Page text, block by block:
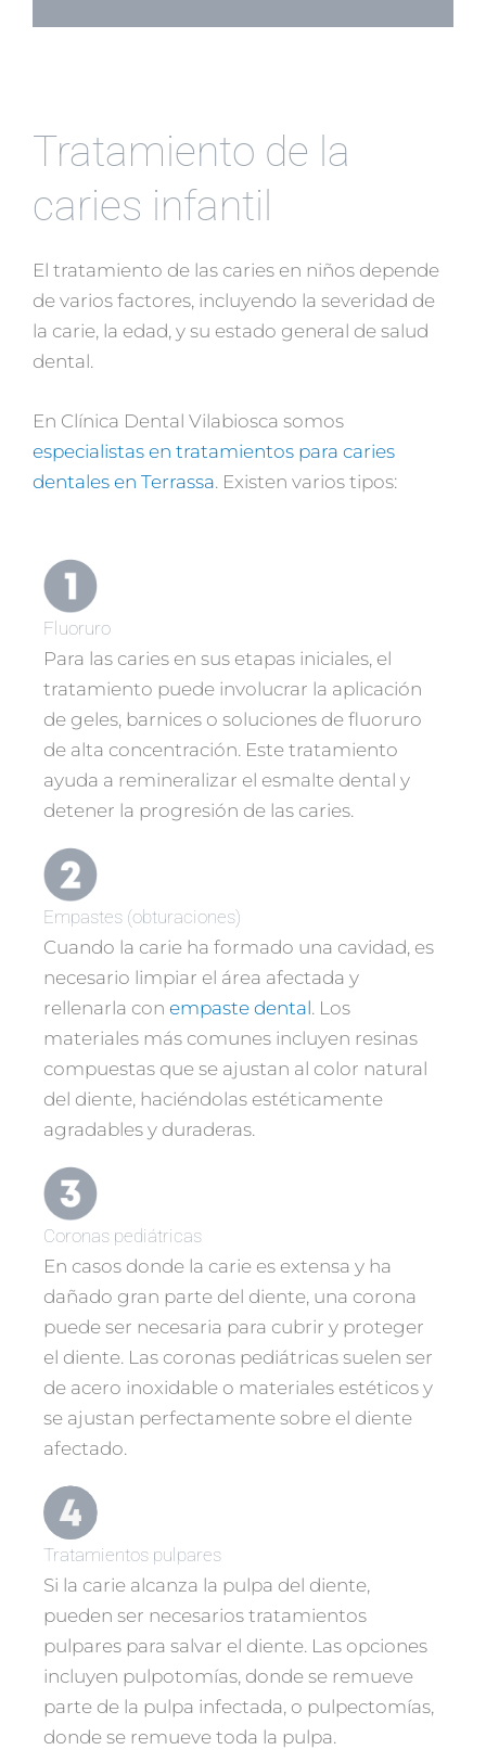
Tratamiento de la
caries infantil
El tratamiento de las caries en niños depende
de varios factores, incluyendo la severidad de
la carie, la edad, y su estado general de salud
dental.
En Clínica Dental Vilabiosca somos
especialistas en tratamientos para caries
dentales en Terrassa. Existen varios tipos:
Fluoruro
Para las caries en sus etapas iniciales, el
tratamiento puede involucrar la aplicación
de geles, barnices o soluciones de fluoruro
de alta concentración. Este tratamiento
ayuda a remineralizar el esmalte dental y
detener la progresión de las caries.
Empastes (obturaciones)
Cuando la carie ha formado una cavidad, es
necesario limpiar el área afectada y
rellenarla con empaste dental. Los
materiales más comunes incluyen resinas
compuestas que se ajustan al color natural
del diente, haciéndolas estéticamente
agradables y duraderas.
Coronas pediátricas
En casos donde la carie es extensa y ha
dañado gran parte del diente, una corona
puede ser necesaria para cubrir y proteger
el diente. Las coronas pediátricas suelen ser
de acero inoxidable o materiales estéticos y
se ajustan perfectamente sobre el diente
afectado.
Tratamientos pulpares
Si la carie alcanza la pulpa del diente,
pueden ser necesarios tratamientos
pulpares para salvar el diente. Las opciones
incluyen pulpotomías, donde se remueve
parte de la pulpa infectada, o pulpectomías,
donde se remueve toda la pulpa.